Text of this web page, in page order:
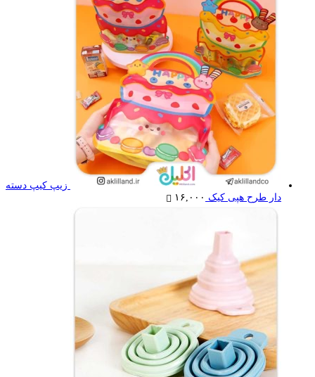
زیپ کیپ دسته
دار طرح هپی کیک ۱۶,۰۰۰